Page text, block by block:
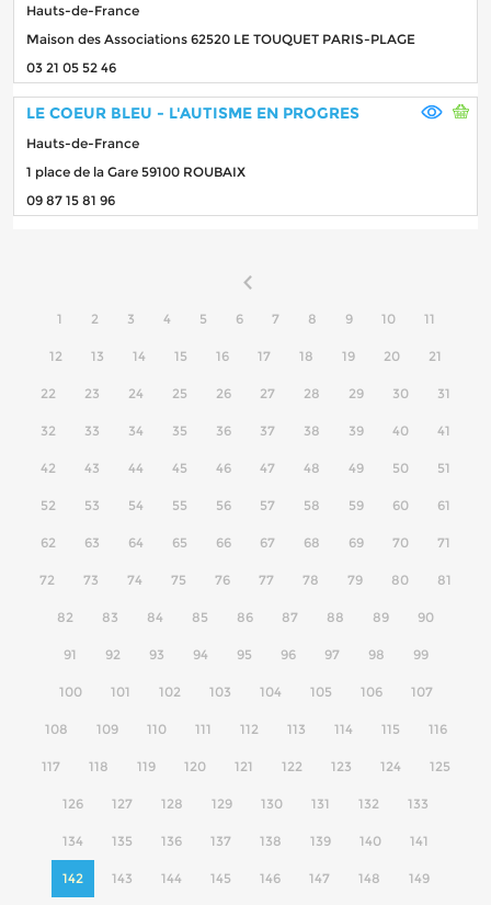
Hauts-de-France
Maison des Associations 62520 LE TOUQUET PARIS-PLAGE
03 21 05 52 46
LE COEUR BLEU - L'AUTISME EN PROGRES
Hauts-de-France
1 place de la Gare 59100 ROUBAIX
09 87 15 81 96
1 2 3 4 5 6 7 8 9 10 11
12 13 14 15 16 17 18 19 20 21
22 23 24 25 26 27 28 29 30 31
32 33 34 35 36 37 38 39 40 41
42 43 44 45 46 47 48 49 50 51
52 53 54 55 56 57 58 59 60 61
62 63 64 65 66 67 68 69 70 71
72 73 74 75 76 77 78 79 80 81
82 83 84 85 86 87 88 89 90
91 92 93 94 95 96 97 98 99
100 101 102 103 104 105 106 107
108 109 110 111 112 113 114 115 116
117 118 119 120 121 122 123 124 125
126 127 128 129 130 131 132 133
134 135 136 137 138 139 140 141
142 143 144 145 146 147 148 149